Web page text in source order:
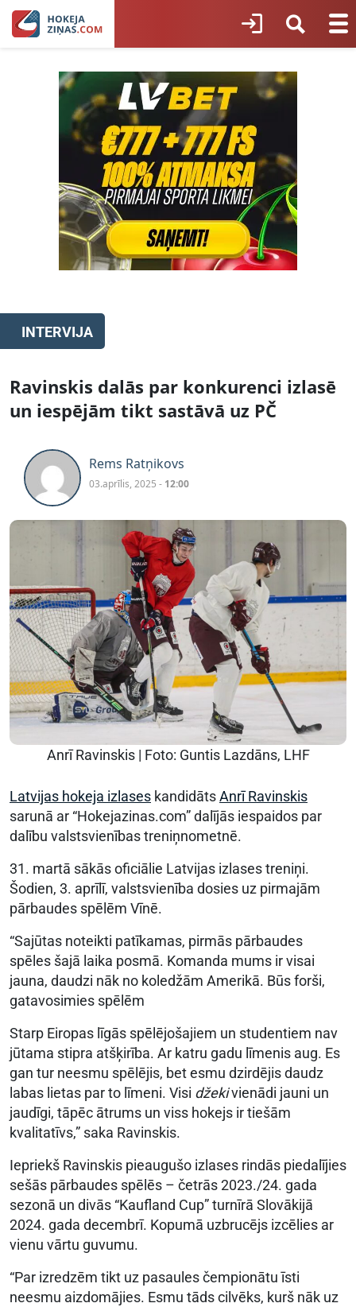
INTERVIJA
Ravinskis dalās par konkurenci izlasē
un iespējām tikt sastāvā uz PČ
Rems Ratņikovs
03.aprīlis, 2025 - 12:00
Anrī Ravinskis | Foto: Guntis Lazdāns, LHF
Latvijas hokeja izlases kandidātsAnrī Ravinskis
sarunā ar “Hokejazinas.com” dalījās iespaidos par
dalību valstsvienības treniņnometnē.
31. martā sākās oficiālie Latvijas izlases treniņi.
Šodien, 3. aprīlī, valstsvienība dosies uz pirmajām
pārbaudes spēlēm Vīnē.
“Sajūtas noteikti patīkamas, pirmās pārbaudes
spēles šajā laika posmā. Komanda mums ir visai
jauna, daudzi nāk no koledžām Amerikā. Būs forši,
gatavosimies spēlēm
Starp Eiropas līgās spēlējošajiem un studentiem nav
jūtama stipra atšķirība. Ar katru gadu līmenis aug. Es
gan tur neesmu spēlējis, bet esmu dzirdējis daudz
labas lietas par to līmeni. Visi džekivienādi jauni un
jaudīgi, tāpēc ātrums un viss hokejs ir tiešām
kvalitatīvs,” saka Ravinskis.
Iepriekš Ravinskis pieaugušo izlases rindās piedalījies
sešās pārbaudes spēlēs – četrās 2023./24. gada
sezonā un divās “Kaufland Cup” turnīrā Slovākijā
2024. gada decembrī. Kopumā uzbrucējs izcēlies ar
vienu vārtu guvumu.
“Par izredzēm tikt uz pasaules čempionātu īsti
neesmu aizdomājies. Esmu tāds cilvēks, kurš nāk uz